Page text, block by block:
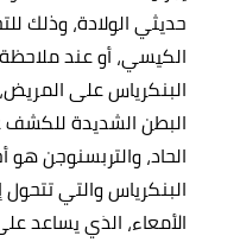
حديثي الولادة، وذلك
الكيسي، أو عند
البنكرياس على المريض،
البطن الشديدة للكشف
الحاد، والتربسنوجن هو
البنكرياس والتي تتحول
الأمعاء، الذي يساعد